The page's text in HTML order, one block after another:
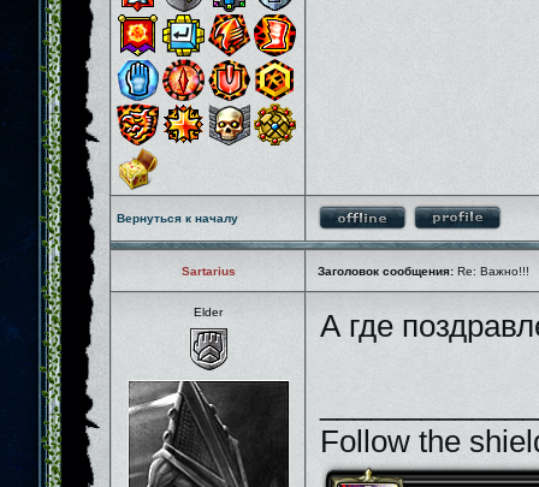
Вернуться к началу
Sartarius Заголовок сообщения: Re: Важно!!!
Elder А где
Follow the